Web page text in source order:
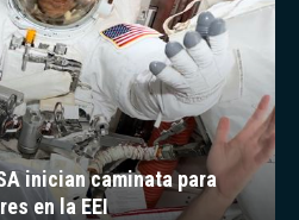
inician caminata para
en la EEI